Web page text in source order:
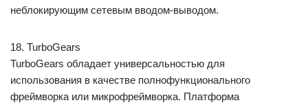
неблокирующим сетевым вводом-выводом.
18. TurboGears
TurboGears обладает универсальностью для
использования в качестве полнофункционального
фреймворка или микрофреймворка. Платформа